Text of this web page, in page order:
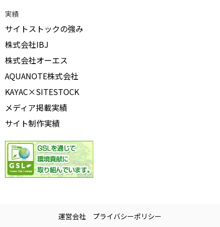
実績
サイトストックの強み
株式会社IBJ
株式会社オーエス
AQUANOTE株式会社
KAYAC×SITESTOCK
メディア掲載実績
サイト制作実績
運営会社 プライバシーポリシー